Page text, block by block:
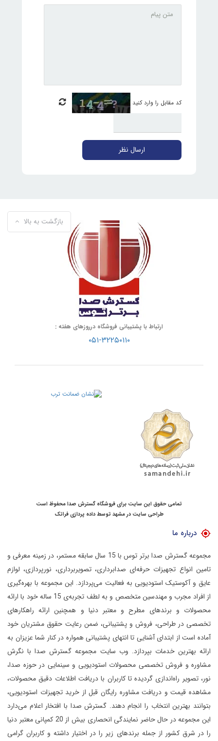
کد مقابل را وارد کنید
ارسال نظر
بازگشت به بالا
ارتباط با پشتیبانی فروشگاه درروزهای هفته :
۰۵۱-۳۲۲۵۰۱۱۰
تمامی حقوق این سایت برای فروشگاه گسترش صدا محفوظ است
طراحی سایت در مشهد توسطداده پردازی فراتک
درباره ما
مجموعه گسترش صدا برتر توس با 15 سال سابقه مستمر، در زمینه معرفی و
تامین انواع تجهیزات حرفه‌ای صدابرداری، تصویربرداری، نورپردازی، لوازم
عایق و آکوستیک استودیویی به فعالیت می‌پردازد. این مجموعه با بهره‌گیری
از افراد مجرب و مهندسین متخصص و به لطف تجربه‌ی 15 ساله خود با ارائه
محصولات و برندهای مطرح و معتبر دنیا و همچنین ارائه راهکارهای
تخصصی در طراحی، فروش و پشتیبانی، ضمن رعایت حقوق مشتریان خود
آماده است از ابتدای آشنایی تا انتهای پشتیبانی همواره در کنار شما عزیزان به
ارائه بهترین خدمات بپردازد. وب سایت مجموعه گسترش صدا با نگرش
مشاوره و فروش تخصصی محصولات استودیویی و سینمایی در حوزه صدا،
نور، تصویر راه‌اندازی گردیده تا کاربران با دریافت اطلاعات دقیق محصولات،
مشاهده قیمت و دریافت مشاوره رایگان قبل از خرید تجهیزات استودیویی،
بتوانند بهترین انتخاب را انجام دهند. گسترش صدا با افتخار اعلام می‌دارد
این مجموعه در حال حاضر نمایندگی انحصاری بیش از 20 کمپانی معتبر دنیا
را در شرق کشور از جمله برندهای زیر را در اختیار داشته و کاربران گرامی